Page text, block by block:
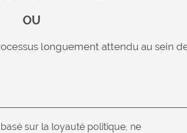
OU
longuement attendu au sein
sur la loyauté politique, ne